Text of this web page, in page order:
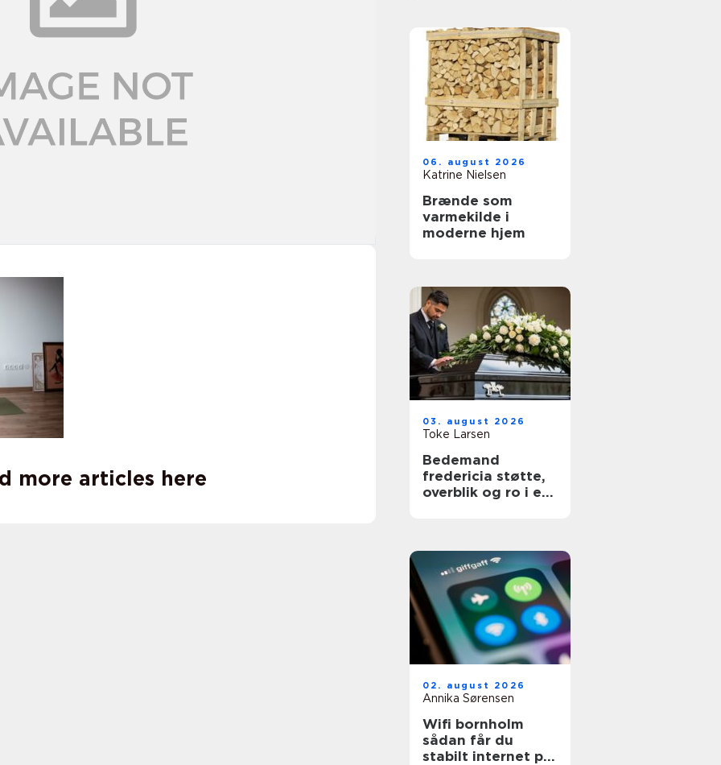
more articles here
06. august 2026
Katrine Nielsen
Brænde som
varmekilde i
moderne hjem
03. august 2026
Toke Larsen
Bedemand
fredericia støtte,
overblik og ro i en
02. august 2026
Annika Sørensen
Wifi bornholm
sådan får du
stabilt internet på